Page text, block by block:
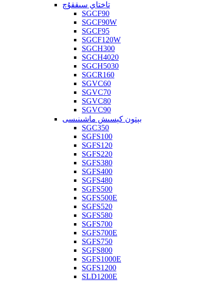
تاختاي سىققۇچ
SGCF90
SGCF90W
SGCF95
SGCF120W
SGCH300
SGCH4020
SGCH5030
SGCR160
SGVC60
SGVC70
SGVC80
SGVC90
بېتون كېسىش ماشىنىسى
SGC350
SGFS100
SGFS120
SGFS220
SGFS380
SGFS400
SGFS480
SGFS500
SGFS500E
SGFS520
SGFS580
SGFS700
SGFS700E
SGFS750
SGFS800
SGFS1000E
SGFS1200
SLD1200E